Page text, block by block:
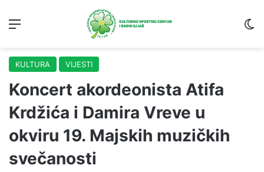
KULTURA VIJESTI
Koncert akordeonista Atifa
Krdžića i Damira Vreve u
okviru 19. Majskih muzičkih
svečanosti